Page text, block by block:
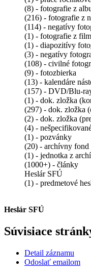
(8) - fotografie z
(216) - fotografie z
(114) - negatívy
(1) - fotografie z
(1) - diapozitívy
(3) - negatívy
(108) - civilné
(9) - fotozbierka
(13) - kalendáre
(157) - DVD/Blu-
(1) - dok. zložka
(297) - dok. zložka
(2) - dok. zložka
(4) -
(1) - pozvánky
(20) - archívny fond
(1) - jednotka z
(1000+) - články
Heslár SFÚ
(1) - predmetové
Heslár SFÚ
Súvisiace
Detail záznamu
Odoslať emailom